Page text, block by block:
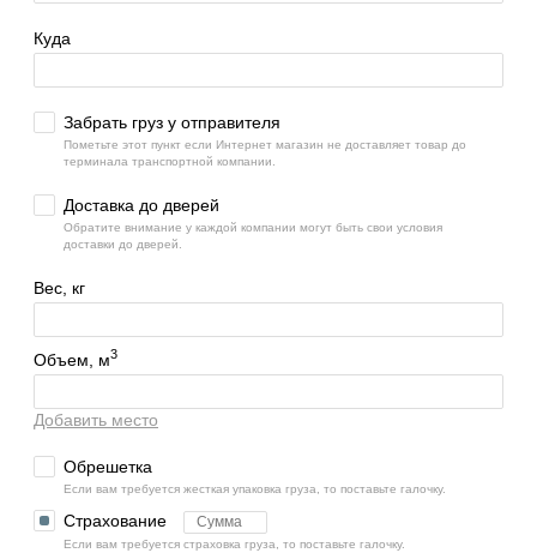
Куда
Забрать груз у отправителя
Пометьте этот пункт если Интернет магазин не доставляет товар до
терминала транспортной компании.
Доставка до дверей
Обратите внимание у каждой компании могут быть свои условия
доставки до дверей.
Вес, кг
Объем, м3
Добавить место
Обрешетка
Если вам требуется жесткая упаковка груза, то поставьте галочку.
Страхование
Если вам требуется страховка груза, то поставьте галочку.